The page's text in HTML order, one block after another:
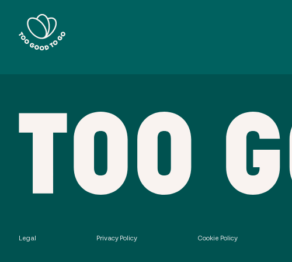
Legal Privacy Policy Cookie Policy